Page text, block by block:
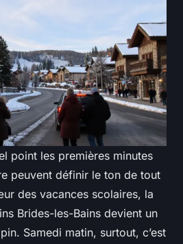
point les premières minutes
peuvent définir le ton de tout
des vacances scolaires, la
Brides-les-Bains devient un
Samedi matin, surtout, c’est